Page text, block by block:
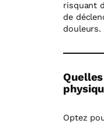
risquant
de
douleurs.
Optez